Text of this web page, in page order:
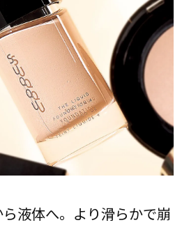
液体へ。より滑らかで崩